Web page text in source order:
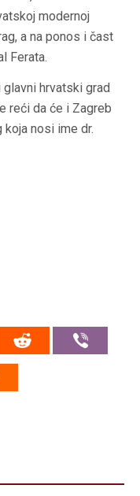
modernoj
a na ponos i čast
Ferata.
hrvatski grad
reći da će i Zagreb
nosi ime dr.